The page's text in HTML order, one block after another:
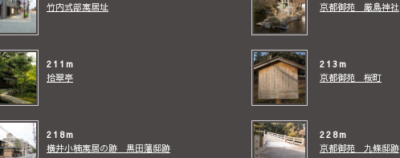
竹内式部寓居址
京都御苑 厳島神社
211m
拾翠亭
213m
京都御苑 桜町
218m
横井小楠寓居の跡 黒田藩邸跡
228m
京都御苑 九條邸跡